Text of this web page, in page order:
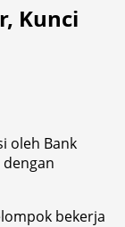
Kunci
oleh Bank
bekerja